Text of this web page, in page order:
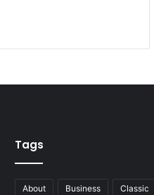
Tags
About Business Classic